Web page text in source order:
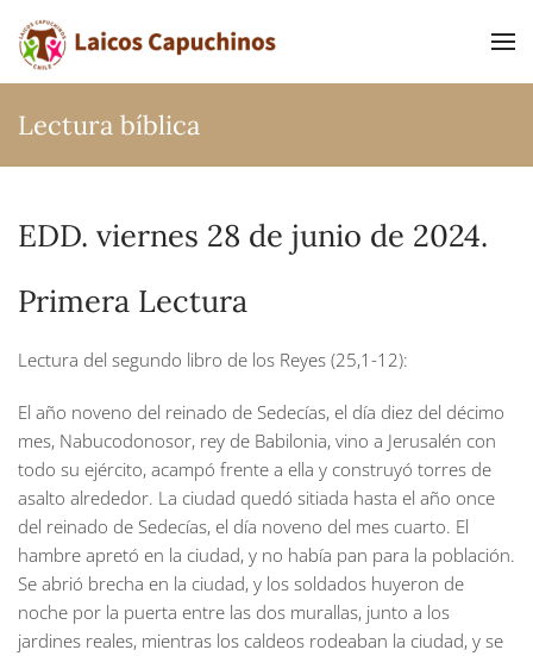
Ir al contenido principal
Lectura bíblica
EDD. viernes 28 de junio de 2024.
Primera Lectura
Lectura del segundo libro de los Reyes (25,1-12):
El año noveno del reinado de Sedecías, el día diez del décimo
mes, Nabucodonosor, rey de Babilonia, vino a Jerusalén con
todo su ejército, acampó frente a ella y construyó torres de
asalto alrededor. La ciudad quedó sitiada hasta el año once
del reinado de Sedecías, el día noveno del mes cuarto. El
hambre apretó en la ciudad, y no había pan para la población.
Se abrió brecha en la ciudad, y los soldados huyeron de
noche por la puerta entre las dos murallas, junto a los
jardines reales, mientras los caldeos rodeaban la ciudad, y se